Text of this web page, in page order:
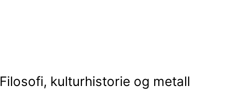
Filosofi, kulturhistorie og metall